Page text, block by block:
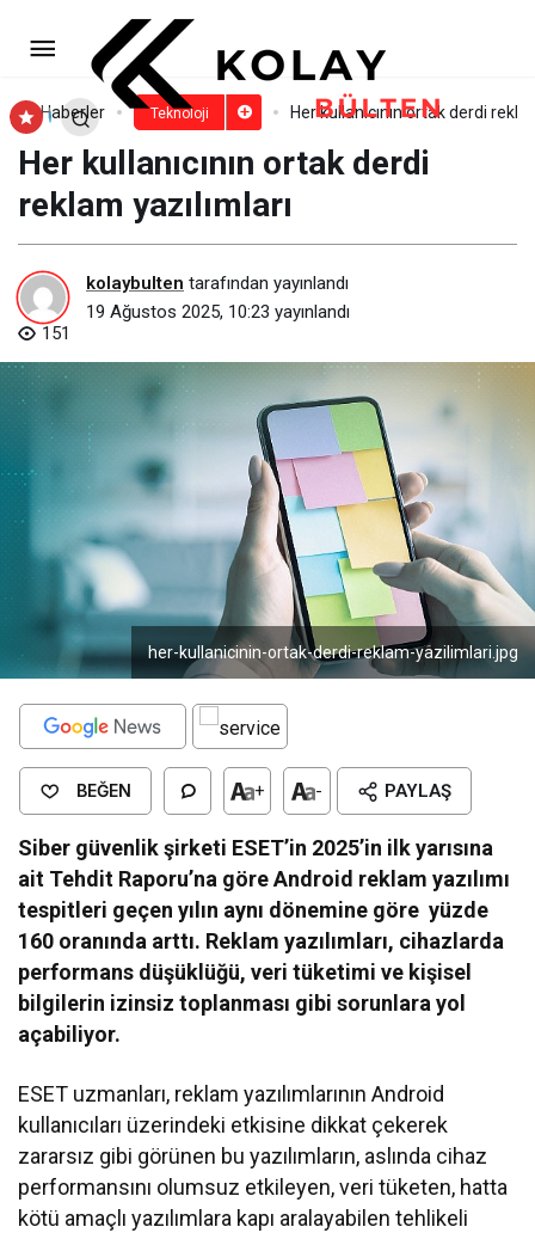
Haberler Teknoloji Her kullanıcının ortak derdi
Her kullanıcının ortak derdi
reklam yazılımları
kolaybulten tarafından yayınlandı
19 Ağustos 2025, 10:23 yayınlandı
151
her-kullanicinin-ortak-derdi-reklam-yazilimlari.jpg
BEĞEN + - PAYLAŞ
Siber güvenlik şirketi ESET’in 2025’in ilk yarısına
ait Tehdit Raporu’na göre Android reklam yazılımı
tespitleri geçen yılın aynı dönemine göre yüzde
160 oranında arttı. Reklam yazılımları, cihazlarda
performans düşüklüğü, veri tüketimi ve kişisel
bilgilerin izinsiz toplanması gibi sorunlara yol
açabiliyor.
ESET uzmanları, reklam yazılımlarının Android
kullanıcıları üzerindeki etkisine dikkat çekerek
zararsız gibi görünen bu yazılımların, aslında cihaz
performansını olumsuz etkileyen, veri tüketen, hatta
kötü amaçlı yazılımlara kapı aralayabilen tehlikeli
5G/6G ve Yapay Zeka ile
Depremlerde Daha Fazla Hayat Kurtarmak
Mümkün
Yorum Yap Paylaş